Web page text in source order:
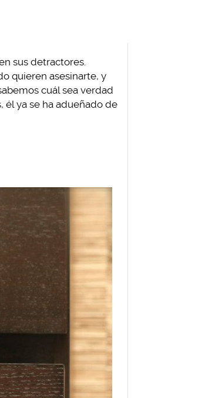
sus detractores.
quieren asesinarte, y
cuál sea verdad
él ya se ha adueñado de